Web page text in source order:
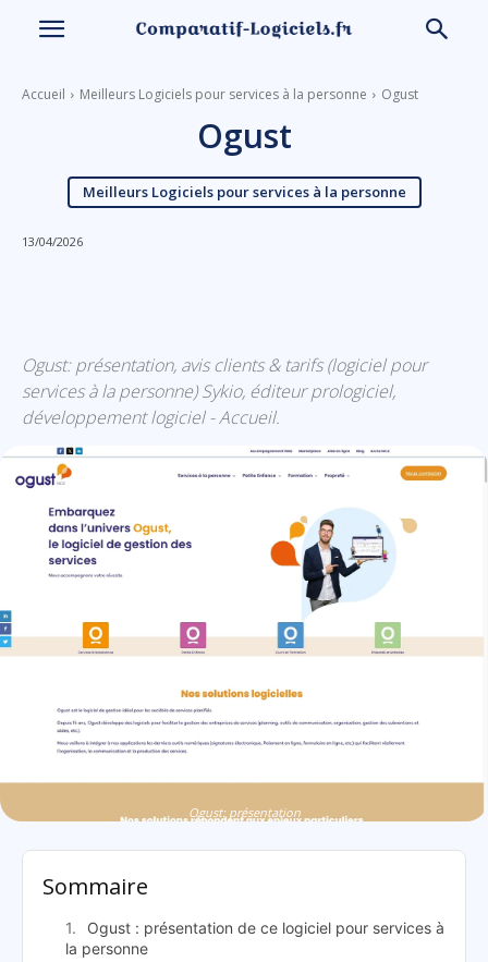
Accueil Meilleurs Logiciels pour services à la personne Ogust
Ogust
Meilleurs Logiciels pour services à la personne
13/04/2026
Ogust: présentation, avis clients & tarifs (logiciel pour
services à la personne) Sykio, éditeur prologiciel,
développement logiciel - Accueil.
Ogust: présentation
Sommaire
Ogust : présentation de ce logiciel pour services à
la personne